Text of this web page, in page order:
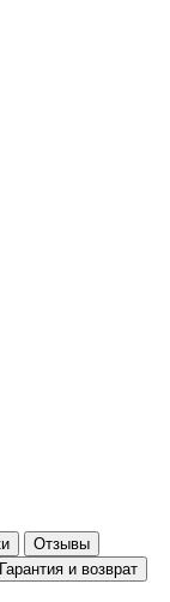
Отзывы
Гарантия и возврат